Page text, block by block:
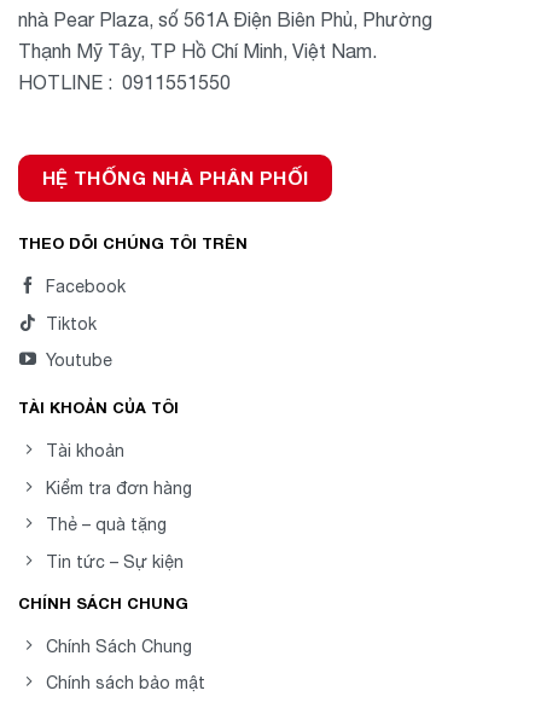
nhà Pear Plaza, số 561A Điện Biên Phủ, Phường
Thạnh Mỹ Tây, TP Hồ Chí Minh, Việt Nam.
HOTLINE : 0911551550
HỆ THỐNG NHÀ PHÂN PHỐI
THEO DÕI CHÚNG TÔI TRÊN
Facebook
Tiktok
Youtube
TÀI KHOẢN CỦA TÔI
Tài khoản
Kiểm tra đơn hàng
Thẻ – quà tặng
Tin tức – Sự kiện
CHÍNH SÁCH CHUNG
Chính Sách Chung
Chính sách bảo mật